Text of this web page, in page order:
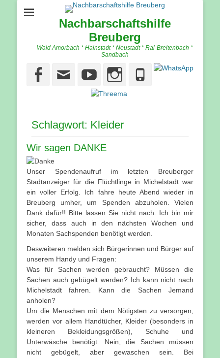
Nachbarschaftshilfe
Breuberg
Wald Amorbach * Hainstadt * Neustadt * Rai-Breitenbach *
Sandbach
Facebook
EmailYouTube
Instagram
Phone
Schlagwort: Kleider
Wir sagen DANKE
Unser Spendenaufruf im letzten Breuberger
Stadtanzeiger für die Flüchtlinge in Michelstadt war
ein voller Erfolg. Ich fahre heute Abend wieder in
Breuberg umher, um Spenden abzuholen. Vielen
Dank dafür!! Bitte lassen Sie nicht nach. Ich bin mir
sicher, dass auch in den nächsten Wochen und
Monaten Sachspenden benötigt werden.
Desweiteren melden sich Bürgerinnen und Bürger auf
unserem Handy und Fragen:
Was für Sachen werden gebraucht? Müssen die
Sachen auch gebügelt werden? Ich kann nicht nach
Michelstadt fahren. Kann die Sachen Jemand
anholen?
Um die Menschen mit dem Nötigsten zu versorgen,
werden vor allem Handtücher, Kleider (besonders in
kleineren Bekleidungsgrößen), Schuhe und
Unterwäsche benötigt. Nein, die Sachen müssen
nicht gebügelt, aber gewaschen sein. Bei